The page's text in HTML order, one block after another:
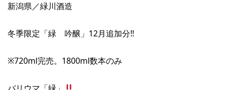
新潟県／緑川酒造
冬季限定「緑 吟醸」12月追加分‼︎
※720ml完売。1800ml数本のみ